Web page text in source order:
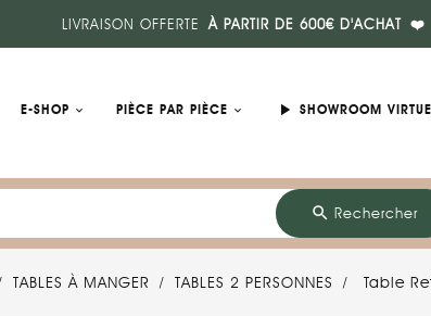
LIVRAISON OFFERTE À PARTIR DE 600€ D'ACHAT ❤️
E-SHOP PIÈCE PAR PIÈCE play_arrow SHOWROOM
search Rechercher
TABLES À MANGER TABLES 2 PERSONNES Table